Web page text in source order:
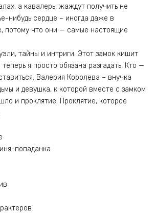
а кавалеры жаждут получить не
нибудь сердце – иногда даже в
потому что они — самые настоящие
тайны и интриги. Этот замок кишит
я просто обязана разгадать. Кто —
Валерия Королева – внучка
и девушка, к которой вместе с замком
и проклятие. Проклятие, которое
попаданка